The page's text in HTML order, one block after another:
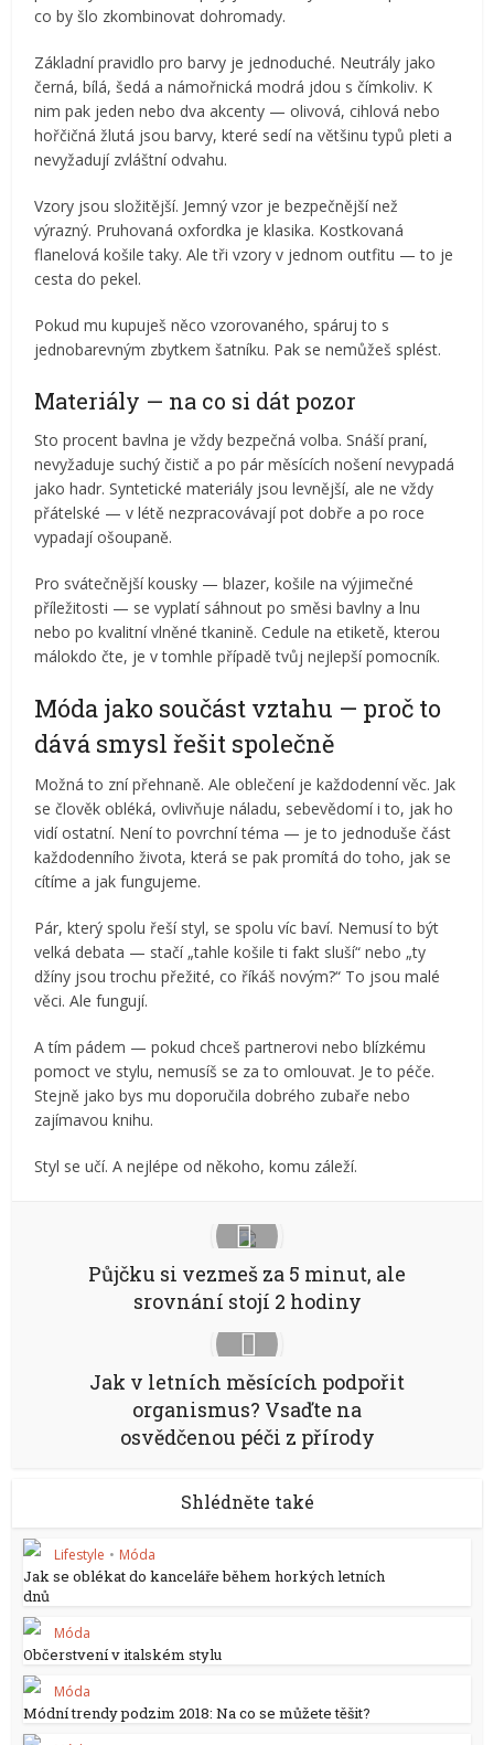
co by šlo zkombinovat dohromady.
Základní pravidlo pro barvy je jednoduché. Neutrály jako
černá, bílá, šedá a námořnická modrá jdou s čímkoliv. K
nim pak jeden nebo dva akcenty — olivová, cihlová nebo
hořčičná žlutá jsou barvy, které sedí na většinu typů pleti a
nevyžadují zvláštní odvahu.
Vzory jsou složitější. Jemný vzor je bezpečnější než
výrazný. Pruhovaná oxfordka je klasika. Kostkovaná
flanelová košile taky. Ale tři vzory v jednom outfitu — to je
cesta do pekel.
Pokud mu kupuješ něco vzorovaného, spáruj to s
jednobarevným zbytkem šatníku. Pak se nemůžeš splést.
Materiály — na co si dát pozor
Sto procent bavlna je vždy bezpečná volba. Snáší praní,
nevyžaduje suchý čistič a po pár měsících nošení nevypadá
jako hadr. Syntetické materiály jsou levnější, ale ne vždy
přátelské — v létě nezpracovávají pot dobře a po roce
vypadají ošoupaně.
Pro svátečnější kousky — blazer, košile na výjimečné
příležitosti — se vyplatí sáhnout po směsi bavlny a lnu
nebo po kvalitní vlněné tkanině. Cedule na etiketě, kterou
málokdo čte, je v tomhle případě tvůj nejlepší pomocník.
Móda jako součást vztahu — proč to
dává smysl řešit společně
Možná to zní přehnaně. Ale oblečení je každodenní věc. Jak
se člověk obléká, ovlivňuje náladu, sebevědomí i to, jak ho
vidí ostatní. Není to povrchní téma — je to jednoduše část
každodenního života, která se pak promítá do toho, jak se
cítíme a jak fungujeme.
Pár, který spolu řeší styl, se spolu víc baví. Nemusí to být
velká debata — stačí „tahle košile ti fakt sluší“ nebo „ty
džíny jsou trochu přežité, co říkáš novým?“ To jsou malé
věci. Ale fungují.
A tím pádem — pokud chceš partnerovi nebo blízkému
pomoct ve stylu, nemusíš se za to omlouvat. Je to péče.
Stejně jako bys mu doporučila dobrého zubaře nebo
zajímavou knihu.
Styl se učí. A nejlépe od někoho, komu záleží.
Půjčku si vezmeš za 5 minut, ale
srovnání stojí 2 hodiny
Jak v letních měsících podpořit
organismus? Vsaďte na
osvědčenou péči z přírody
Shlédněte také
Lifestyle • Móda
Jak se oblékat do kanceláře během horkých letních
dnů
Móda
Občerstvení v italském stylu
Móda
Módní trendy podzim 2018: Na co se můžete těšit?